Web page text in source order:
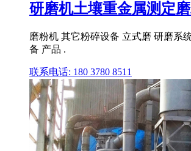
研磨机土壤重金属测定
磨粉机 其它粉碎设备 立式磨 研磨系
备 产品 .
联系电话: 180 3780 8511